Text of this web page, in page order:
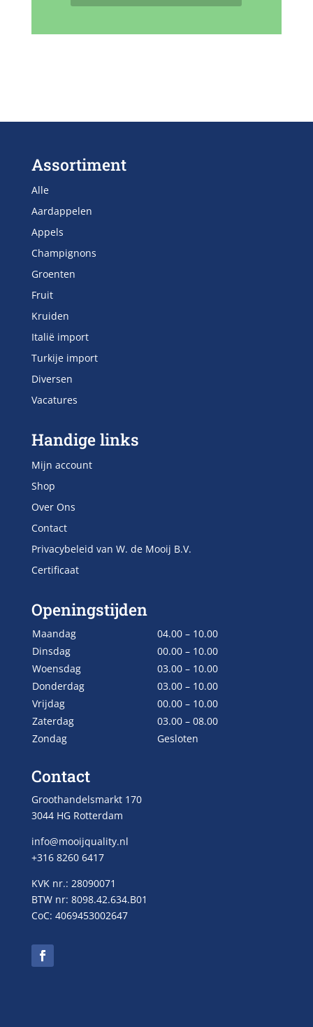
Assortiment
Alle
Aardappelen
Appels
Champignons
Groenten
Fruit
Kruiden
Italië import
Turkije import
Diversen
Vacatures
Handige links
Mijn account
Shop
Over Ons
Contact
Privacybeleid van W. de Mooij B.V.
Certificaat
Openingstijden
Maandag
04.00 – 10.00
Dinsdag
00.00 – 10.00
Woensdag
03.00 – 10.00
Donderdag
03.00 – 10.00
Vrijdag
00.00 – 10.00
Zaterdag
03.00 – 08.00
Zondag
Gesloten
Contact
Groothandelsmarkt 170
3044 HG Rotterdam
info@mooijquality.nl
+316 8260 6417
KVK nr.: 28090071
BTW nr: 8098.42.634.B01
CoC: 4069453002647